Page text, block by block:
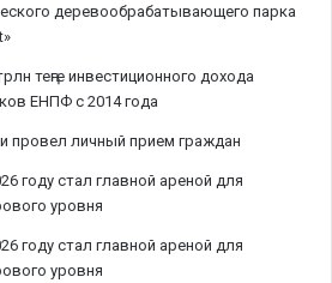
деревообрабатывающего парка
теңге инвестиционного дохода
ЕНПФ с 2014 года
провел личный прием граждан
году стал главной ареной для
уровня
году стал главной ареной для
уровня